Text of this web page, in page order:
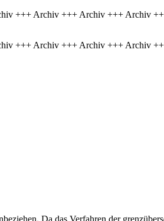
+++ Archiv +++ Archiv +++ Archiv
+++ Archiv +++ Archiv +++ Archiv
Da das Verfahren der